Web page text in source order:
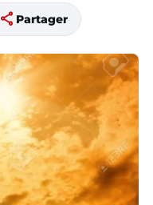
share Partager